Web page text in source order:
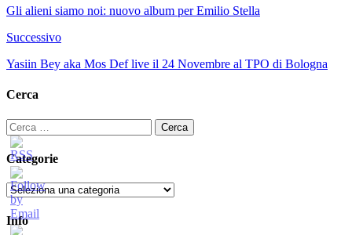
Gli alieni siamo noi: nuovo album per Emilio Stella
Successivo
Yasiin Bey aka Mos Def live il 24 Novembre al TPO di Bologna
Cerca
Ricerca
per:
Categorie
Categorie
Info